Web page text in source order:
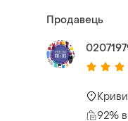
Продавець
92%